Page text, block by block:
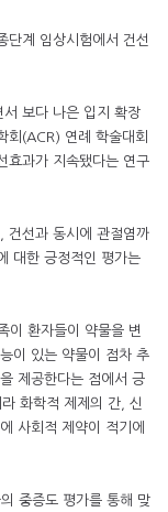
단계 임상시험에서 건선
서 보다 나은 입지 확장
회(ACR) 연례 학술대회
효과가 지속됐다는 연구
건선과 동시에 관절염까
대한 긍정적인 평가는
이 환자들이 약물을 변
이 있는 약물이 점차 추
제공한다는 점에서 긍
화학적 제제의 간, 신
사회적 제약이 적기에
중증도 평가를 통해 맞